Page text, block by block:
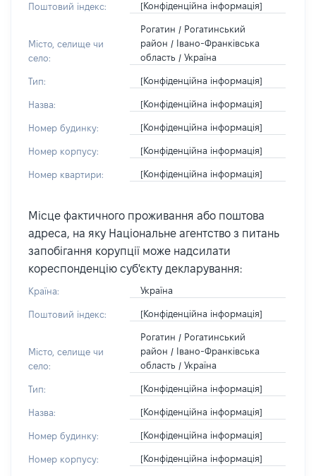
Поштовий індекс: [Конфіденційна інформація]
Місто, селище чи
село:
Рогатин / Рогатинський
район / Івано-Франківська
область / Україна
Тип: [Конфіденційна інформація]
Назва: [Конфіденційна інформація]
Номер будинку: [Конфіденційна інформація]
Номер корпусу: [Конфіденційна інформація]
Номер квартири: [Конфіденційна інформація]
Місце фактичного проживання або поштова
адреса, на яку Національне агентство з питань
запобігання корупції може надсилати
кореспонденцію суб'єкту декларування:
Країна: Україна
Поштовий індекс: [Конфіденційна інформація]
Місто, селище чи
село:
Рогатин / Рогатинський
район / Івано-Франківська
область / Україна
Тип: [Конфіденційна інформація]
Назва: [Конфіденційна інформація]
Номер будинку: [Конфіденційна інформація]
Номер корпусу: [Конфіденційна інформація]